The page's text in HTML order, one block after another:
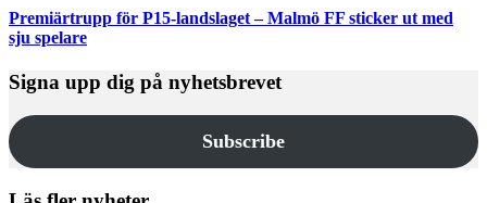
Premiärtrupp för P15-landslaget – Malmö FF sticker ut med
sju spelare
Signa upp dig på nyhetsbrevet
Subscribe